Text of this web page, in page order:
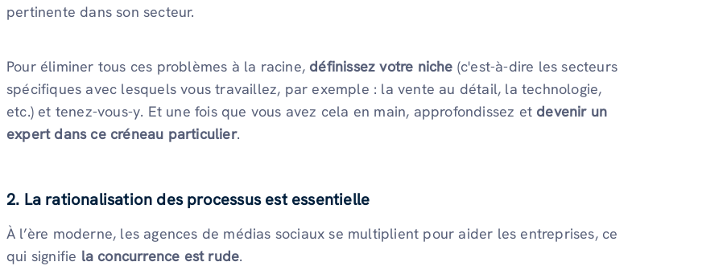
pertinente dans son secteur.
Pour éliminer tous ces problèmes à la racine, définissez votre niche (c'est-à-dire les secteurs
spécifiques avec lesquels vous travaillez, par exemple : la vente au détail, la technologie,
etc.) et tenez-vous-y. Et une fois que vous avez cela en main, approfondissez et devenir un
expert dans ce créneau particulier.
2. La rationalisation des processus est essentielle
À l’ère moderne, les agences de médias sociaux se multiplient pour aider les entreprises, ce
qui signifie la concurrence est rude.